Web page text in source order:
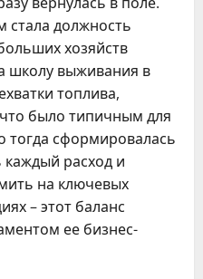
должность
хозяйств
школу выживания в
топлива,
было типичным для
тогда сформировалась
расход и
на ключевых
– этот баланс
ее бизнес-